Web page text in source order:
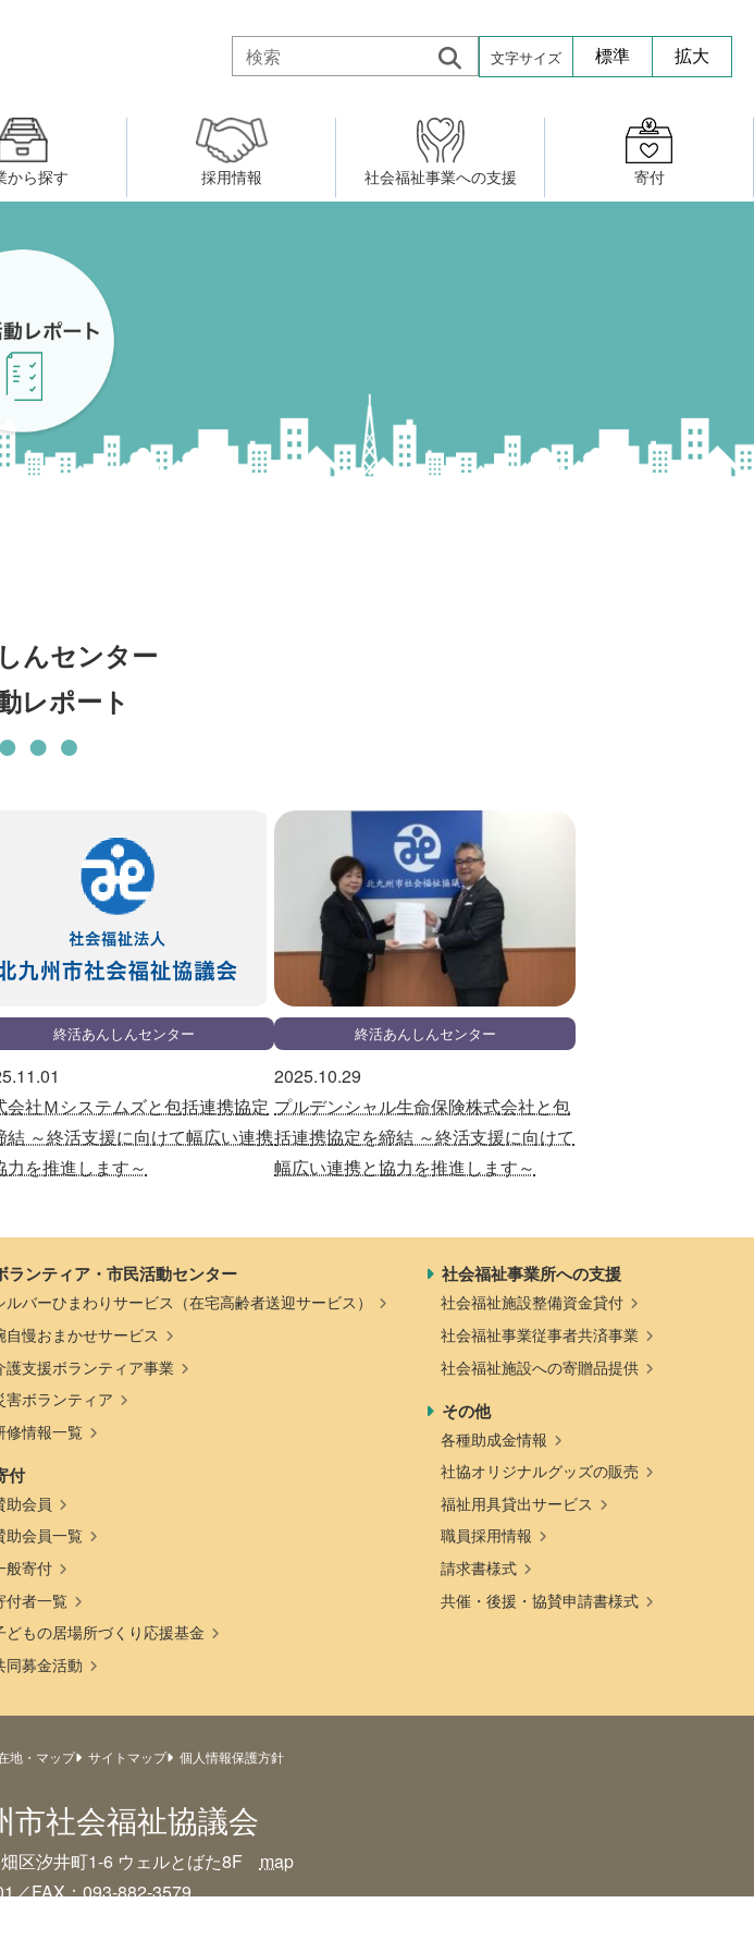
文字サイズ 標準 拡大
戸畑区事務所 プチボザウルス
（旧北九州市社会福祉ボランティア大学校）
から探す
ふれあいネットワーク
ウェルクラブ活動
寄付したい
採用情報 社会福祉事業への支援 寄付
んセンター
レポート
終活あんしんセンター
会社Ｍシステムズと包括連携協定
結 ～終活支援に向けて幅広い連携
力を推進します～
終活あんしんセンター
2025.10.29
プルデンシャル生命保険株式会社と包
括連携協定を締結 ～終活支援に向けて
幅広い連携と協力を推進します～
ランティア・市民活動センター
ルバーひまわりサービス（在宅高齢者送迎サービス）
自慢おまかせサービス
護支援ボランティア事業
害ボランティア
修情報一覧
付
助会員
助会員一覧
般寄付
付者一覧
どもの居場所づくり応援基金
同募金活動
社会福祉事業所への支援
社会福祉施設整備資金貸付
社会福祉事業従事者共済事業
社会福祉施設への寄贈品提供
その他
各種助成金情報
社協オリジナルグッズの販売
福祉用具貸出サービス
職員採用情報
請求書様式
共催・後援・協賛申請書様式
地・マップ サイトマップ 個人情報保護方針
市社会福祉協議会
区汐井町1-6 ウェルとばた8F map
／FAX：093-882-3579